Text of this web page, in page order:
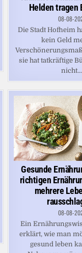
Helden tragen
08-08-
Die Stadt Hofheim
kein Geld
sie hat tatkräftige
nicht...
Gesunde
richtigen
mehrere
08-08-
Ein
erklärt, wie man
gesund leben